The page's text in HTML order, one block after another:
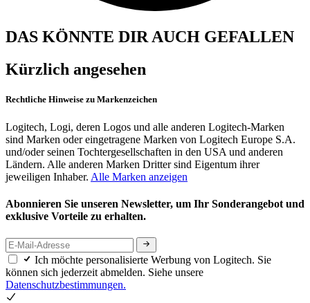
DAS KÖNNTE DIR AUCH GEFALLEN
Kürzlich angesehen
Rechtliche Hinweise zu Markenzeichen
Logitech, Logi, deren Logos und alle anderen Logitech-Marken
sind Marken oder eingetragene Marken von Logitech Europe S.A.
und/oder seinen Tochtergesellschaften in den USA und anderen
Ländern. Alle anderen Marken Dritter sind Eigentum ihrer
jeweiligen Inhaber. Alle Marken anzeigen
Abonnieren Sie unseren Newsletter, um Ihr Sonderangebot und
exklusive Vorteile zu erhalten.
Ich möchte personalisierte Werbung von Logitech. Sie
können sich jederzeit abmelden. Siehe unsere
Datenschutzbestimmungen.